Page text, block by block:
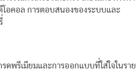
โอคอล การตอบสนองของระบบและ
พรีเมียมและการออกแบบที่ใส่ใจในราย